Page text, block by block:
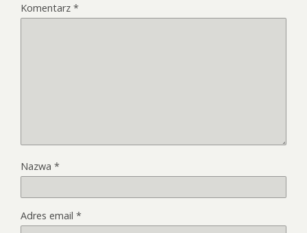
Komentarz *
Nazwa *
Adres email *